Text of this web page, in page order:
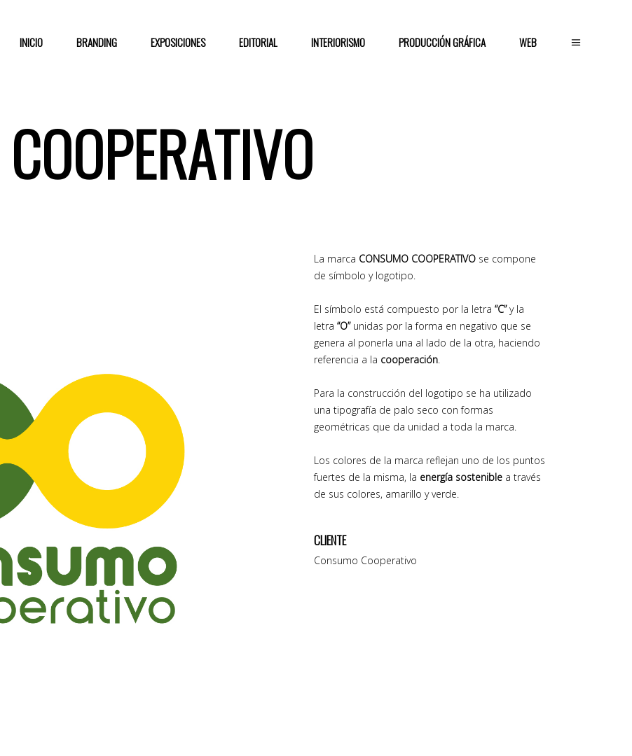
INICIO BRANDING EXPOSICIONES EDITORIAL INTERIORISMO PRODUCCIÓN GRÁFICA WEB
La marca CONSUMO COOPERATIVO se compone
de símbolo y logotipo.
El símbolo está compuesto por la letra“C”y la
letra“O”unidas por la forma en negativo que se
genera al ponerla una al lado de la otra, haciendo
referencia a la cooperación.
Para la construcción del logotipo se ha utilizado
una tipografía de palo seco con formas
geométricas que da unidad a toda la marca.
Los colores de la marca reflejan uno de los puntos
fuertes de la misma, la energía sostenible a través
de sus colores, amarillo y verde.
CLIENTE
Consumo Cooperativo